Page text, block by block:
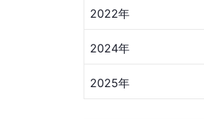
2022年
2024年
2025年